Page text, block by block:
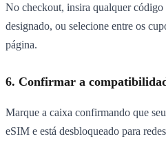
No checkout, insira qualquer
designado, ou selecione entre os
página.
6. Confirmar a
Marque a caixa confirmando que
eSIM e está desbloqueado para